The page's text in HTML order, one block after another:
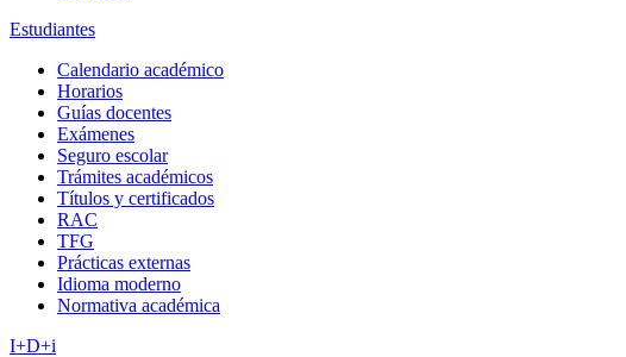
Estudiantes
Calendario académico
Horarios
Guías docentes
Exámenes
Seguro escolar
Trámites académicos
Títulos y certificados
RAC
TFG
Prácticas externas
Idioma moderno
Normativa académica
I+D+i